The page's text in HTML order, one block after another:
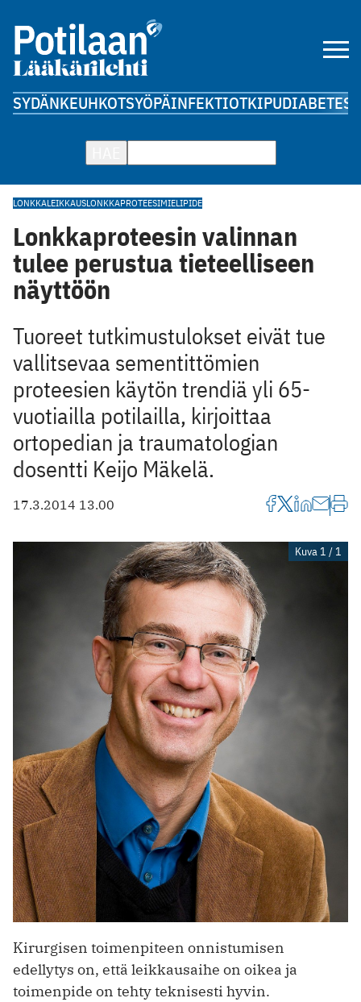
SYDÄNKEUHKOTSYÖPÄINFEKTIOTKIPUDIABETES
LONKKALEIKKAUSLONKKAPROTEESIMIELIPIDE
Lonkkaproteesin valinnan
tulee perustua tieteelliseen
näyttöön
Tuoreet tutkimustulokset eivät tue
vallitsevaa sementittömien
proteesien käytön trendiä yli 65-
vuotiailla potilailla, kirjoittaa
ortopedian ja traumatologian
dosentti Keijo Mäkelä.
17.3.2014 13.00
Kuva 1 / 1
Kirurgisen toimenpiteen onnistumisen
edellytys on, että leikkausaihe on oikea ja
toimenpide on tehty teknisesti hyvin.